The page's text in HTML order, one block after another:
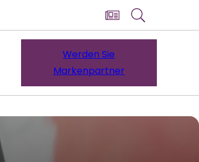
Werden Sie
Markenpartner